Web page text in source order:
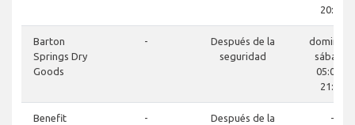
20:00
Barton
Springs Dry
Goods
-
Después de la
seguridad
domingo-
sábado
05:00 a
21:00
Benefit
-
Después de la
-